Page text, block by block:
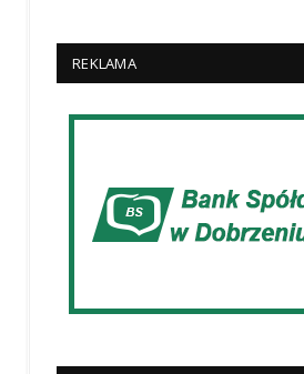
REKLAMA